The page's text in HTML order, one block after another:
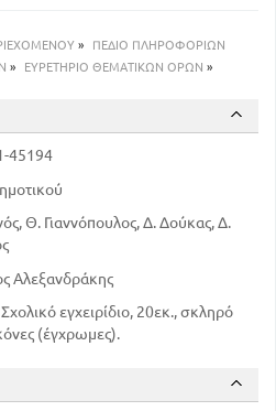
179
ΚΟΥΡΤΙΔΟΥ
Χ. ΑΝΝΙΝΟΥ
246
ΜΟΥ Ι. ΠΟΛΕΜΗ
Α ΚΟΝΤΟΠΟΥΛΟΥ
120
ΚΟΝΔΥΛΑΚΗ
257
»
ΠΕΔΙΟ ΠΛΗΡΟΦΟΡΙΩΝ
» ΕΥΡΕΤΗΡΙΟ ΘΕΜΑΤΙΚΩΝ ΟΡΩΝ »
45194
Θ. Γιαννόπουλος, Δ. Δούκας, Δ.
Αλεξανδράκης
Σχολικό εγχειρίδιο, 20εκ., σκληρό
(έγχρωμες).